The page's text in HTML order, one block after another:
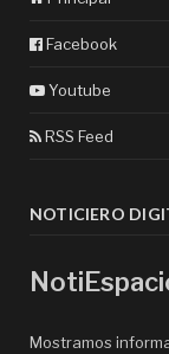
Facebook
Youtube
RSS Feed
NOTICIERO
Mostramos